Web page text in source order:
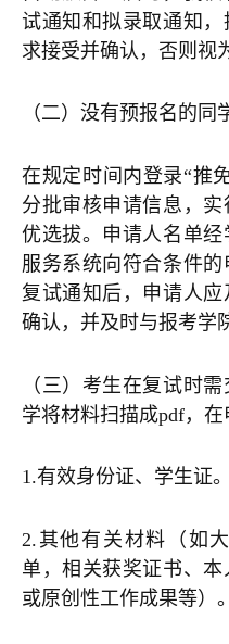
试通知和拟录取通知
求接受并确认，否则视
（二）没有预报名的同
在规定时间内登录“推
分批审核申请信息，
优选拔。申请人名单
服务系统向符合条件
复试通知后，申请人
确认，并及时与报考学
（三）考生在复试时
学将材料扫描成pdf，在
1.有效身份证、学生证。
2.其他有关材料（如
单，相关获奖证书、
或原创性工作成果等）。